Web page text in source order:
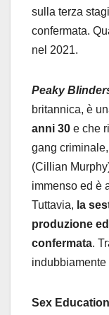
sulla terza
confermata.
nel 2021.
Peaky
britannica, è
anni 30 e che
gang
(Cillian
immenso ed è
Tuttavia, la
produzione
confermata.
indubbiamente
Sex Education